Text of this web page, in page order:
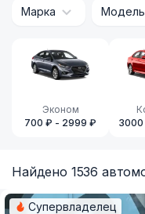
Марка Модель
Эконом
700 ₽ - 2999 ₽
Найдено 1536
Супервладелец